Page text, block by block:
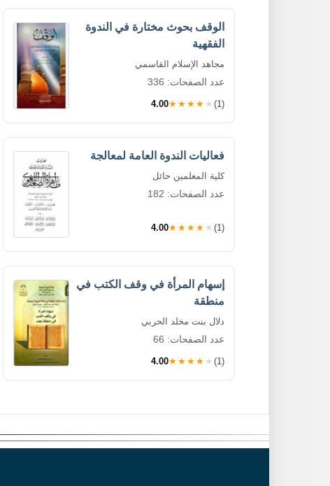
الوقف بحوث مختارة في الندوة
الفقهية
مجاهد الإسلام القاسمي
عدد الصفحات: 336
4.00★★★★★ (1)
فعاليات الندوة العامة لمعالجة
كلية المعلمين حائل
عدد الصفحات: 182
4.00★★★★★ (1)
إسهام المرأة في وقف الكتب في
منطقة
دلال بنت مخلد الحربي
عدد الصفحات: 66
4.00★★★★★ (1)